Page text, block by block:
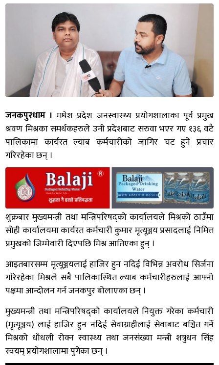
जनकपुरधाम ।मधेश प्रदेश जनस्वास्थ्य प्रयोगशालाका पूर्व प्रमुख
श्रवण मिश्रका समर्थकहरुले उनी प्रदेशबाट सरुवा भएर गए १३६ वटै
पालिकामा कार्यरत ल्याब कर्मचारीको जागिर चट हुने प्रचार
गरिरहेका छन् ।
शुक्रबार मुख्यमन्त्री तथा मन्त्रिपरिषद्को कार्यालयले मिश्रको ठाउँमा
सोही कार्यालयमा कार्यरत कर्मचारी कुमार मृत्यूञ्जय प्रसादलाई निमित्त
प्रमुखको जिम्मेवारी दिएपछि मिश्र आतिएका हुन् ।
आइतबारसम्म मृत्यूञ्जयलाई हाजिर हुन नदिई विभिन्न अवरोध सिर्जना
गरिरहेका मिश्रले सबै पालिकास्थित ल्याब कर्मचारीहरुलाई आफ्नो
पक्षमा आन्दोलन गर्न जनकपुर बोलाएका छन् ।
मुख्यमन्त्री तथा मन्त्रिपरिषद्को कार्यालयले नियुक्त गरेका कर्मचारी
(मृत्यूञ्जय) लाई हाजिर हुन नदिई सेवाग्राहीलाई सेवाबाट बञ्चित गर्ने
मिश्रको धाँधली रोक्न स्वास्थ्य तथा जनसंख्या मन्त्री शत्रुधन सिंह
स्वयम् प्रयोगशालामा पुगेका छन् ।